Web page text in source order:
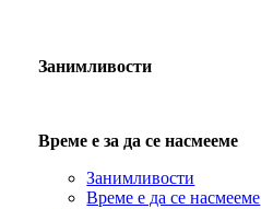
Занимливости
Време е за да се насмееме
Занимливости
Време е да се насмееме